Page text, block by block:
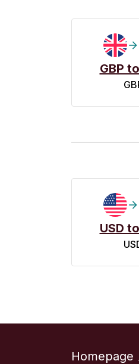
GBP
USD
Homepage